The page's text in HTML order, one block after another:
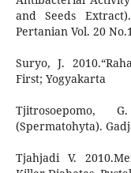
and Seeds
Pertanian Vol. 20
Suryo, J.
First; Yogyakarta
Tjitrosoepomo,
(Spermatohyta).
Tjahjadi V.